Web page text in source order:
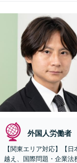
外国人労働者
【関東エリア対応】【
越え、国際問題・企業